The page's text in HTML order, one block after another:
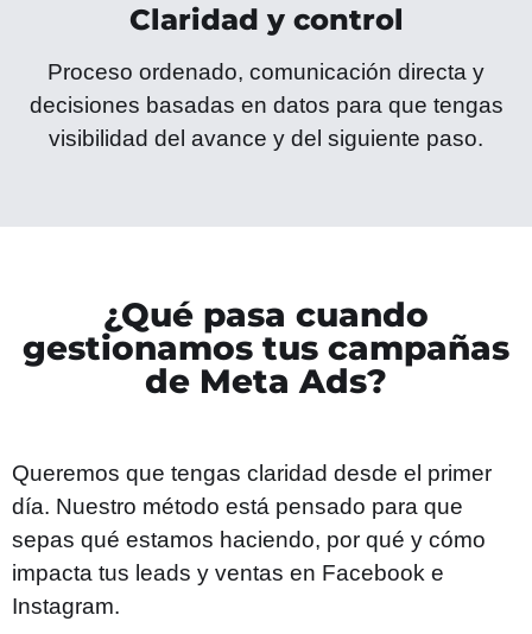
Claridad y control
Proceso ordenado, comunicación directa y
decisiones basadas en datos para que tengas
visibilidad del avance y del siguiente paso.
¿Qué pasa cuando
gestionamos tus campañas
de Meta Ads?
Queremos que tengas claridad desde el primer
día. Nuestro método está pensado para que
sepas qué estamos haciendo, por qué y cómo
impacta tus leads y ventas en Facebook e
Instagram.